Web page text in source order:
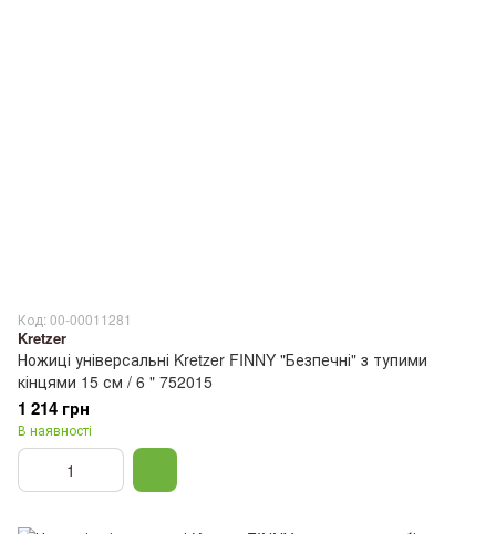
Код: 00-00011281
Kretzer
Ножиці універсальні Kretzer FINNY "Безпечні" з тупими
кінцями 15 см / 6 " 752015
1 214 грн
В наявності